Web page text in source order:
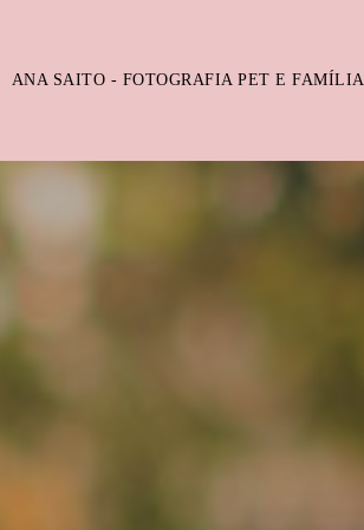
ANA SAITO - FOTOGRAFIA PET E FAMÍLIA